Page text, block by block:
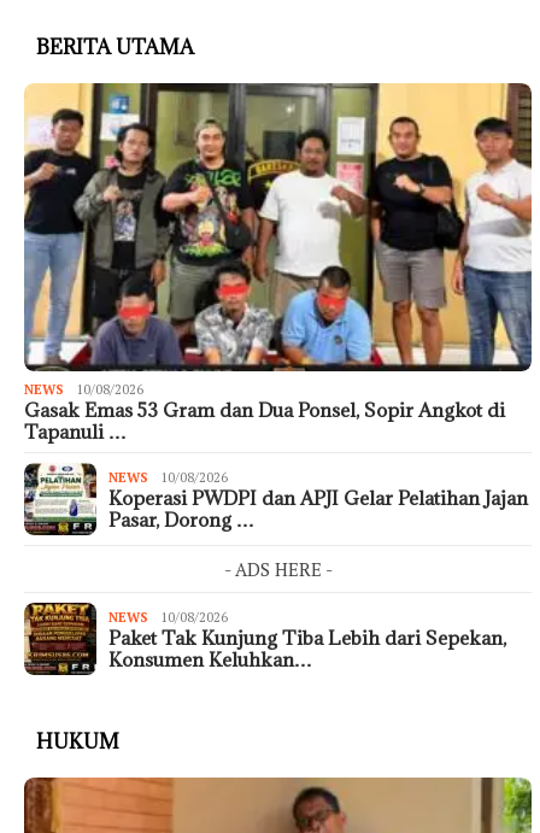
BERITA UTAMA
NEWS 10/08/2026
Gasak Emas 53 Gram dan Dua Ponsel, Sopir Angkot di
Tapanuli …
NEWS 10/08/2026
Koperasi PWDPI dan APJI Gelar Pelatihan Jajan
Pasar, Dorong …
- ADS HERE -
NEWS 10/08/2026
Paket Tak Kunjung Tiba Lebih dari Sepekan,
Konsumen Keluhkan…
HUKUM